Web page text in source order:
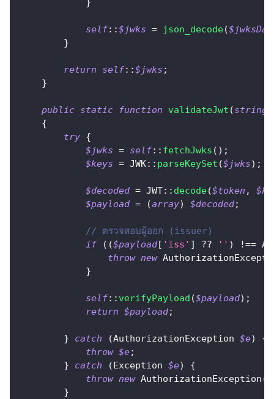
self::$jwks = json_decode(
}
return self::$jwks ;
}
public static function validateJwt (string
{
try {
$jwks = self:: fetchJwks ( ) ;
$keys = JWK:: parseKeySet ($jwks) ;
$decoded = JWT:: decode($token ,
$payload = (array) $decoded;
// ตรวจสอบผู้ออก (issuer)
if
( ($payload[ 'iss' ] ?? '' ) !==
throw new
}
self:: verifyPayload ($payload) ;
return $payload;
} catch (AuthorizationException $e)
{
throw $e;
}
catch (Exception $e)
{
throw new AuthorizationException (
}